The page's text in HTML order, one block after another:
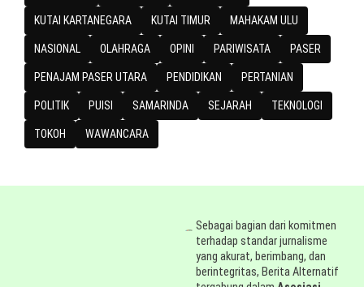
KUTAI KARTANEGARA KUTAI TIMUR MAHAKAM ULU
NASIONAL OLAHRAGA OPINI PARIWISATA PASER
PENAJAM PASER UTARA PENDIDIKAN PERTANIAN
POLITIK PUISI SAMARINDA SEJARAH TEKNOLOGI
TOKOH WAWANCARA
Sebagai bagian dari komitmen
terhadap standar jurnalisme
yang akurat, berimbang, dan
berintegritas, Berita Alternatif